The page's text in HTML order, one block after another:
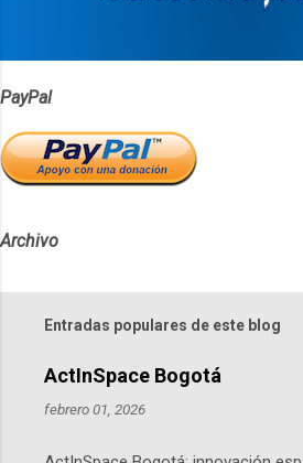
PayPal
Archivo
Entradas populares de este blog
ActInSpace Bogotá
febrero 01, 2026